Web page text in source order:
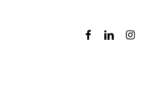
facebooklinkedin